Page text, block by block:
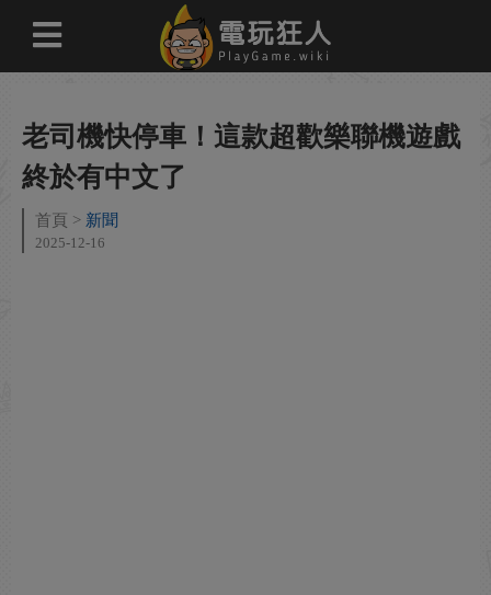
老司機快停車！這款超歡樂聯機遊戲
終於有中文了
首頁 新聞
2025-12-16